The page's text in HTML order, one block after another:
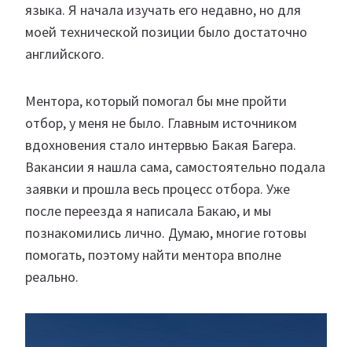
языка. Я начала изучать его недавно, но для
моей технической позиции было достаточно
английского.
Ментора, который помогал бы мне пройти
отбор, у меня не было. Главным источником
вдохновения стало интервью Бакая Багера.
Вакансии я нашла сама, самостоятельно подала
заявки и прошла весь процесс отбора. Уже
после переезда я написала Бакаю, и мы
познакомились лично. Думаю, многие готовы
помогать, поэтому найти ментора вполне
реально.